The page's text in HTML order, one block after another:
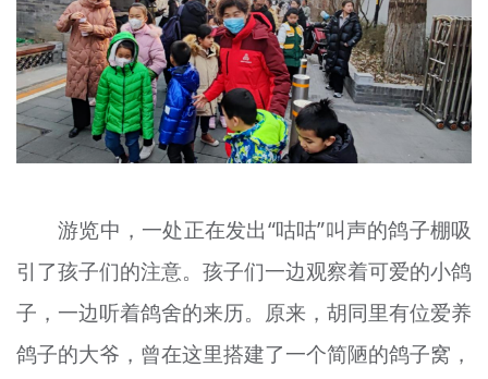
游览中，一处正在发出“咕咕”叫声的鸽子棚吸
引了孩子们的注意。孩子们一边观察着可爱的小鸽
子，一边听着鸽舍的来历。原来，胡同里有位爱养
鸽子的大爷，曾在这里搭建了一个简陋的鸽子窝，